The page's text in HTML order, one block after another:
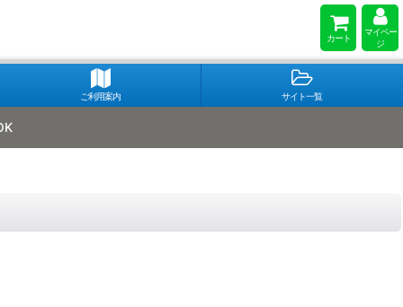
カート
マイペー
ジ
ご利用案内 サイト一覧